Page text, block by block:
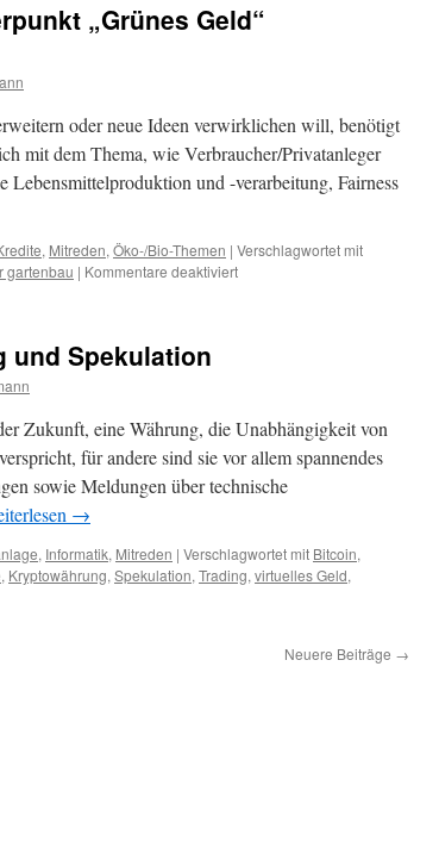
„Grünes Geld“
oder neue Ideen verwirklichen will, benötigt
mit dem Thema, wie Verbraucher/Privatanleger
Lebensmittelproduktion und -verarbeitung, Fairness
, Mitreden, Öko-/Bio-Themen | Verschlagwortet mit
gartenbau | Kommentare deaktiviert
und Spekulation
Zukunft, eine Währung, die Unabhängigkeit von
für andere sind sie vor allem spannendes
sowie Meldungen über technische
→
, Informatik, Mitreden | Verschlagwortet mit Bitcoin,
, Kryptowährung, Spekulation, Trading, virtuelles Geld,
Neuere Beiträge →